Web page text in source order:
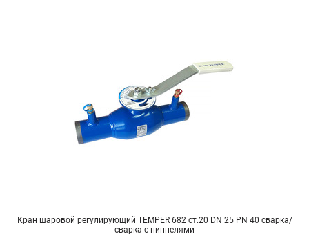
Кран шаровой регулирующий TEMPER 682 ст.20 DN 25 PN 40 сварка/
сварка с ниппелями